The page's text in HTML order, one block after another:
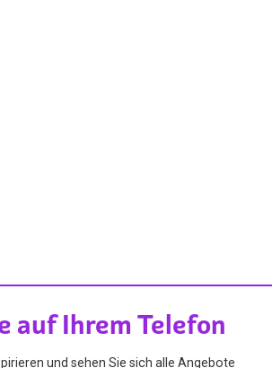
auf Ihrem Telefon
und sehen Sie sich alle Angebote